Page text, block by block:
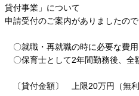
貸付事業」について
申請受付のご案内がありましたの
〇就職・再就職の時に必要な費用
〇保育士として2年間勤務後、全
〔貸付金額〕 上限20万円（無利